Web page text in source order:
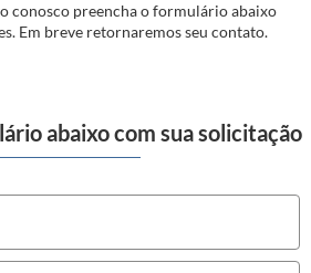
conosco preencha o formulário abaixo
Em breve retornaremos seu contato.
abaixo com sua solicitação